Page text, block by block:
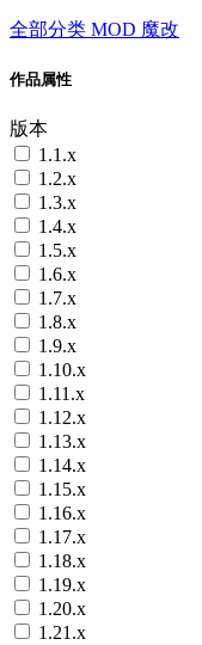
全部分类 MOD 魔改
作品属性
版本
1.1.x
1.2.x
1.3.x
1.4.x
1.5.x
1.6.x
1.7.x
1.8.x
1.9.x
1.10.x
1.11.x
1.12.x
1.13.x
1.14.x
1.15.x
1.16.x
1.17.x
1.18.x
1.19.x
1.20.x
1.21.x